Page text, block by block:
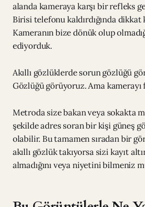
alanda kameraya karşı bir refleks
Birisi telefonu kaldırdığında
Kameranın bize dönük olup
ediyorduk.
Akıllı gözlüklerde sorun gözlüğü
Gözlüğü görüyoruz. Ama
Metroda size bakan veya sokakta
şekilde adres soran bir kişi güneş
olabilir. Bu tamamen sıradan bir
akıllı gözlük takıyorsa sizi kayıt
almadığını veya niyetini bilmeniz